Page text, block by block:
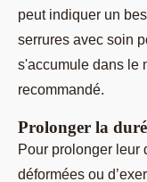
peut indiquer un
serrures avec soin
s'accumule dans le
recommandé.
Prolonger la
Pour prolonger leur
déformées ou